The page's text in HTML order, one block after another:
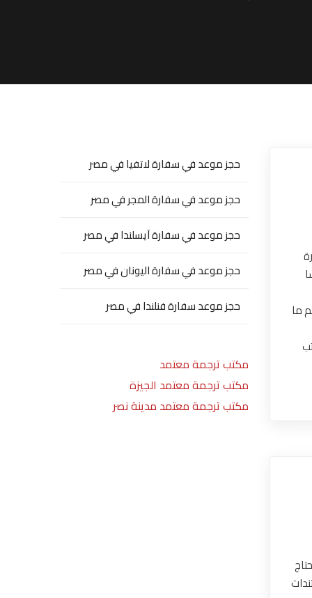
ما
حجز موعد في سفارة لاتفيا في مصر
حجز موعد في سفارة المجر في مصر
حجز موعد في سفارة آيسلندا في مصر
حجز موعد في سفارة اليونان في مصر
حجز موعد سفارة فنلندا في مصر
مكتب ترجمة معتمد
مكتب ترجمة معتمد الجيزة
مكتب ترجمة معتمد مدينة نصر